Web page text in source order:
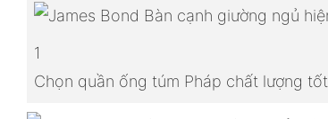
1
Chọn quần ống túm Pháp chất lượng tốt